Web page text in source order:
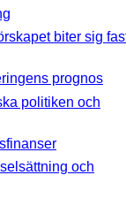
biter sig
prognos
politiken och
och